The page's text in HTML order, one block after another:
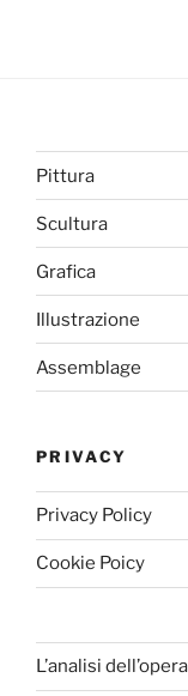
Pittura
Scultura
Grafica
Illustrazione
Assemblage
PRIVACY
Privacy Policy
Cookie Poicy
L’analisi